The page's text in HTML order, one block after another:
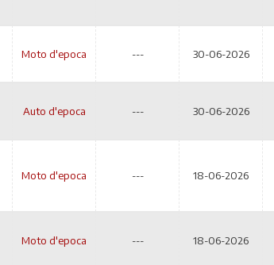
Moto d'epoca --- 30-06-2026
Auto d'epoca --- 30-06-2026
Moto d'epoca --- 18-06-2026
Moto d'epoca --- 18-06-2026